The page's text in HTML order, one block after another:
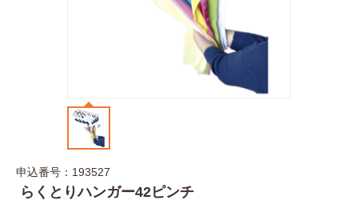
申込番号：193527
らくとりハンガー42ピンチ